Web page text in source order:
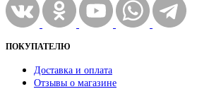
ПОКУПАТЕЛЮ
Доставка и оплата
Отзывы о магазине